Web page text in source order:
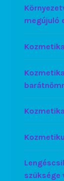
megújuló
szüksége